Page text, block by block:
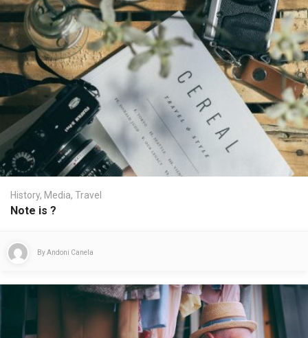
History, Media, Travel
Note is ?
ByAndoni Canela